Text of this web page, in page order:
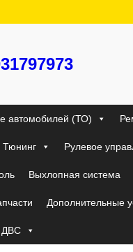
автомобилей (ТО)
Тюнинг Рулевое
Выхлопная система
Дополнительные
ДВС